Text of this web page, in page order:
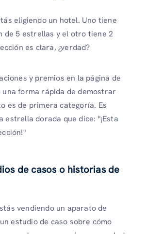
eligiendo un hotel. Uno tiene
de 5 estrellas y el otro tiene 2
es clara, ¿verdad?
y premios en la página de
forma rápida de demostrar
es de primera categoría. Es
estrella dorada que dice: "¡Esta
de casos o historias de
vendiendo un aparato de
estudio de caso sobre cómo